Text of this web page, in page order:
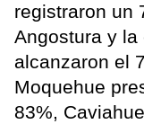
registraron un
Angostura y la
alcanzaron el
Moquehue
83%,